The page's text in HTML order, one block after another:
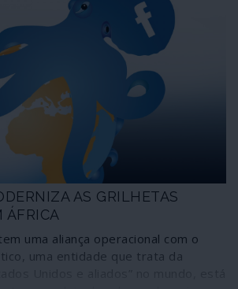
AS GRILHETAS
ÁFRICA
uma aliança operacional com o
uma entidade que trata da